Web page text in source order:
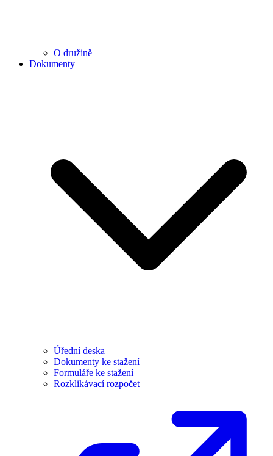
O družině
Dokumenty
Úřední deska
Dokumenty ke stažení
Formuláře ke stažení
Rozklikávací rozpočet